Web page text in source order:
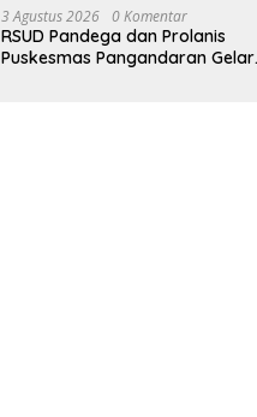
3 Agustus 2026 0 Komentar
RSUD Pandega dan Prolanis
Puskesmas Pangandaran Gelar